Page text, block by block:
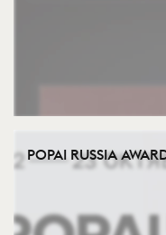
POPAI RUSSIA